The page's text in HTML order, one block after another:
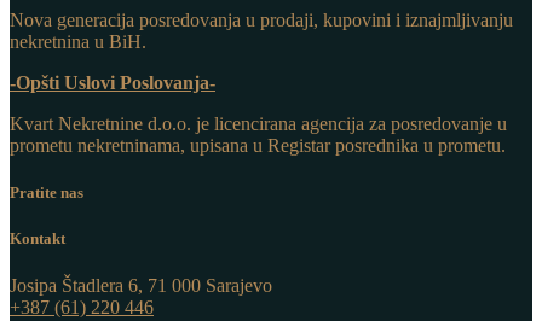
Nova generacija posredovanja u prodaji, kupovini i iznajmljivanju
nekretnina u BiH.
-Opšti Uslovi Poslovanja-
Kvart Nekretnine d.o.o. je licencirana agencija za posredovanje u
prometu nekretninama, upisana u Registar posrednika u prometu.
Pratite nas
Kontakt
Josipa Štadlera 6, 71 000 Sarajevo
+387 (61) 220 446